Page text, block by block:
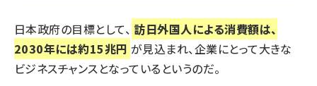
日本政府の目標として、 訪日外国人による消費額は、
2030年には約15兆円 が見込まれ、企業にとって大きな
ビジネスチャンスとなっているというのだ。